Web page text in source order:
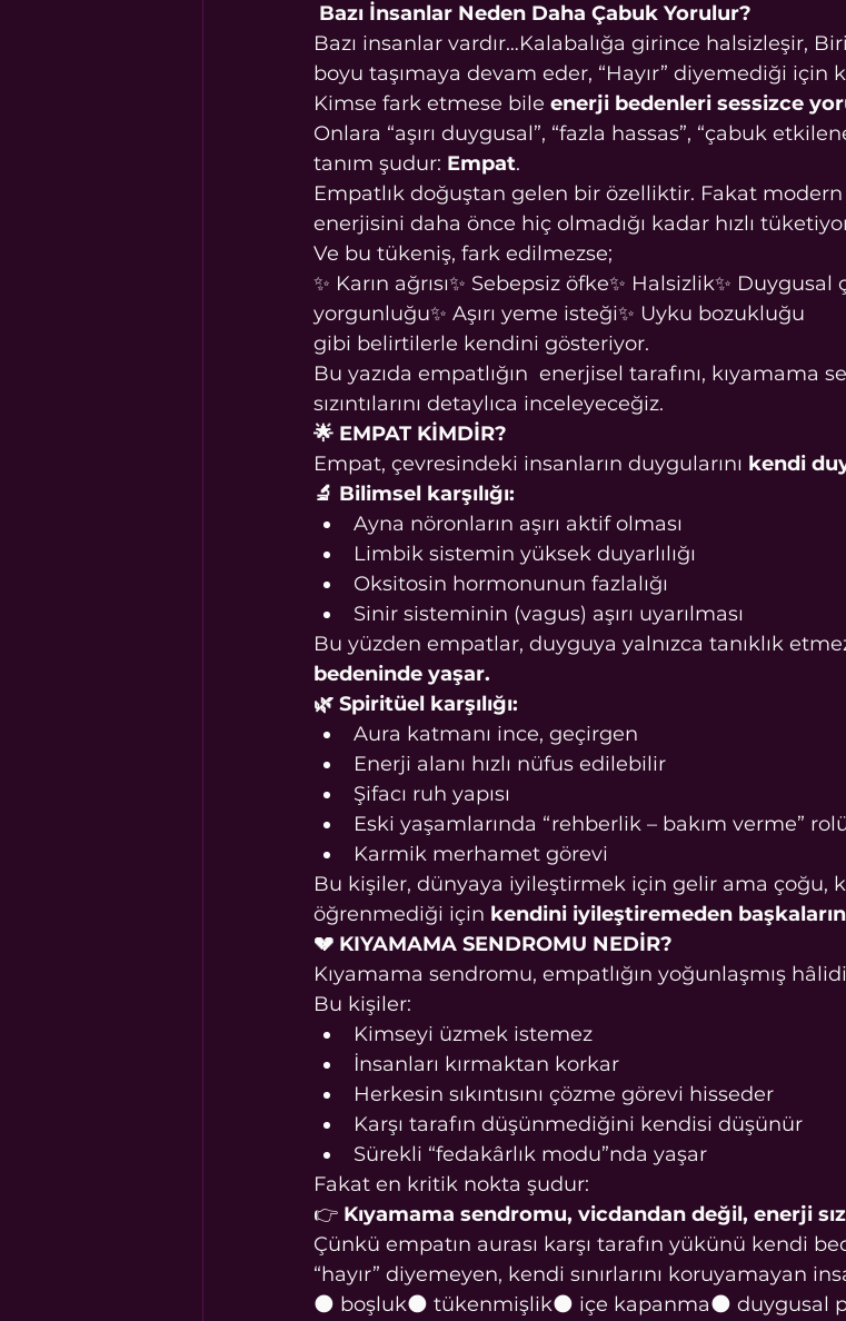
Bazı İnsanlar Neden Daha Çabuk Yorulur?
Bazı insanlar vardır…Kalabalığa girince halsizleşir,
boyu taşımaya devam eder, “Hayır” diyemediği için
Kimse fark etmese bile enerji bedenleri sessizce
Onlara “aşırı duygusal”, “fazla hassas”, “çabuk
tanım şudur: Empat.
Empatlık doğuştan gelen bir özelliktir. Fakat
enerjisini daha önce hiç olmadığı kadar hızlı
Ve bu tükeniş, fark edilmezse;
✨ Karın ağrısı✨ Sebepsiz öfke✨ Halsizlik✨
yorgunluğu✨ Aşırı yeme isteği✨ Uyku bozukluğu
gibi belirtilerle kendini gösteriyor.
Bu yazıda empatlığın  enerjisel tarafını, kıyamama
sızıntılarını detaylıca inceleyeceğiz.
🌟 EMPAT KİMDİR?
Empat, çevresindeki insanların duygularını kendi
🔬 Bilimsel karşılığı:
Ayna nöronların aşırı aktif olması
Limbik sistemin yüksek duyarlılığı
Oksitosin hormonunun fazlalığı
Sinir sisteminin (vagus) aşırı uyarılması
Bu yüzden empatlar, duyguya yalnızca tanıklık
bedeninde yaşar.
🌿 Spiritüel karşılığı:
Aura katmanı ince, geçirgen
Enerji alanı hızlı nüfus edilebilir
Şifacı ruh yapısı
Eski yaşamlarında “rehberlik – bakım verme”
Karmik merhamet görevi
Bu kişiler, dünyaya iyileştirmek için gelir ama çoğu,
öğrenmediği için kendini iyileştiremeden
💔 KIYAMAMA SENDROMU NEDİR?
Kıyamama sendromu, empatlığın yoğunlaşmış
Bu kişiler:
Kimseyi üzmek istemez
İnsanları kırmaktan korkar
Herkesin sıkıntısını çözme görevi hisseder
Karşı tarafın düşünmediğini kendisi düşünür
Sürekli “fedakârlık modu”nda yaşar
Fakat en kritik nokta şudur:
👉 Kıyamama sendromu, vicdandan değil, enerji
Çünkü empatın aurası karşı tarafın yükünü kendi
“hayır” diyemeyen, kendi sınırlarını koruyamayan
🌑 boşluk🌑 tükenmişlik🌑 içe kapanma🌑 duygusal